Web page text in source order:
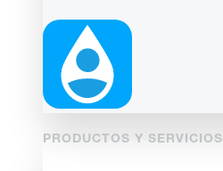
PRODUCTOS Y SERVICIOS